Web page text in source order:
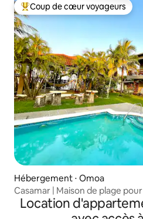
Coups de cœur voyageurs les
Coup de cœur voyageurs
Hébergement ⋅ Omoa
Casamar | Maison de plage
Location